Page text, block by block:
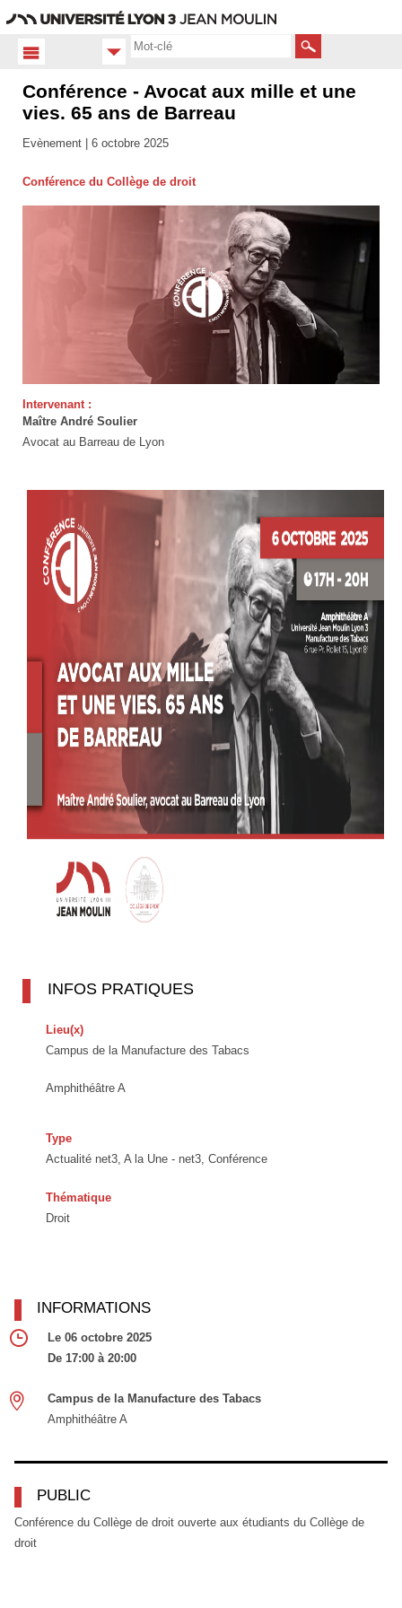
Rechercher
Accueil
FR
Actualités
Conférence - Avocat aux mille et une
vies. 65 ans de Barreau
Evènement | 6 octobre 2025
Conférence du Collège de droit
Vignette
Soulier
Intervenant :
Maître André Soulier
Avocat au Barreau de Lyon
INFOS PRATIQUES
Lieu(x)
Campus de la Manufacture des Tabacs
Amphithéâtre A
Type
Actualité net3, A la Une - net3, Conférence
Thématique
Droit
INFORMATIONS
Le 06 octobre 2025
De 17:00 à 20:00
Campus de la Manufacture des Tabacs
Amphithéâtre A
PUBLIC
Conférence du Collège de droit ouverte aux étudiants du Collège de
droit